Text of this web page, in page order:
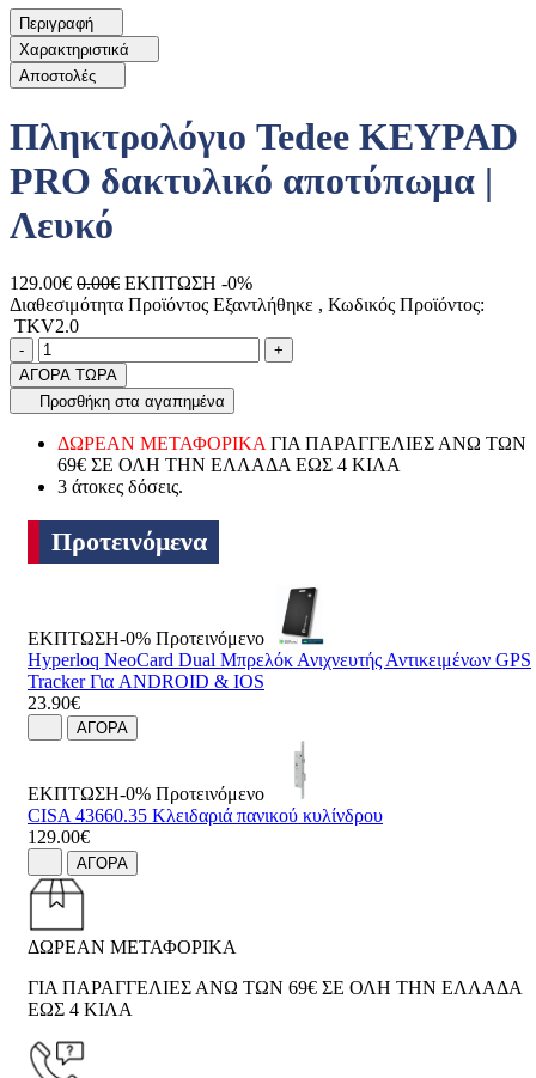
Περιγραφή
Χαρακτηριστικά
Αποστολές
Πληκτρολόγιο Tedee KEYPAD
PRO δακτυλικό αποτύπωμα |
Λευκό
129.00€ 0.00€ ΕΚΠΤΩΣΗ -0%
Διαθεσιμότητα Προϊόντος Εξαντλήθηκε , Κωδικός Προϊόντος:
TKV2.0
Ποσότητα
-product.increase.quantity +
ΑΓΟΡΑ ΤΩΡΑ
Προσθήκη στα αγαπημένα
ΔΩΡΕΑΝ ΜΕΤΑΦΟΡΙΚΑ ΓΙΑ ΠΑΡΑΓΓΕΛΙΕΣ ΑΝΩ ΤΩΝ
69€ ΣΕ ΟΛΗ ΤΗΝ ΕΛΛΑΔΑ ΕΩΣ 4 ΚΙΛΑ
3 άτοκες δόσεις.
Προτεινόμενα
ΕΚΠΤΩΣΗ-0% Προτεινόμενο
Hyperloq NeoCard Dual Μπρελόκ Ανιχνευτής Αντικειμένων GPS
Tracker Για ANDROID & IOS
23.90€
ΑΓΟΡΑ
ΕΚΠΤΩΣΗ-0% Προτεινόμενο
CISA 43660.35 Κλειδαριά πανικού κυλίνδρου
129.00€
ΑΓΟΡΑ
ΔΩΡΕΑΝ ΜΕΤΑΦΟΡΙΚΑ
ΓΙΑ ΠΑΡΑΓΓΕΛΙΕΣ ΑΝΩ ΤΩΝ 69€ ΣΕ ΟΛΗ ΤΗΝ ΕΛΛΑΔΑ
ΕΩΣ 4 ΚΙΛΑ